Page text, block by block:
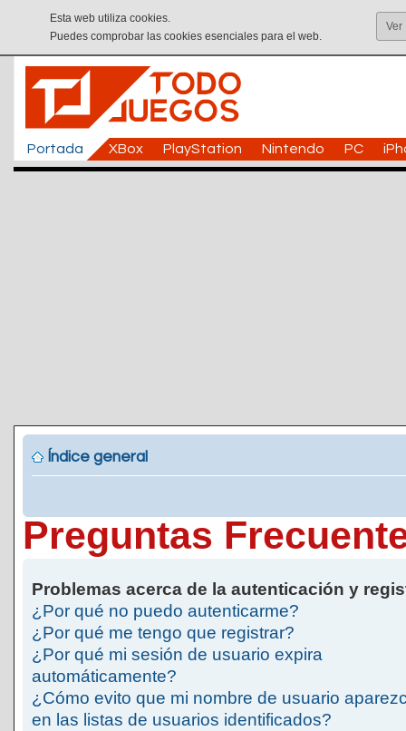
Esta web utiliza cookies.
Puedes comprobar las cookies esenciales para el web.
Ver
Portada XBox PlayStation Nintendo PC
Índice general
Preguntas
Problemas acerca de la autenticación y
¿Por qué no puedo autenticarme?
¿Por qué me tengo que registrar?
¿Por qué mi sesión de usuario expira
automáticamente?
¿Cómo evito que mi nombre de usuario
en las listas de usuarios identificados?